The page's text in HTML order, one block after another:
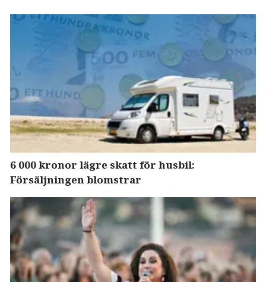
6 000 kronor lägre skatt för husbil:
Försäljningen blomstrar